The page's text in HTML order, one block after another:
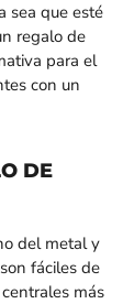
sea que esté
regalo de
para el
con un
DE
del metal y
fáciles de
más